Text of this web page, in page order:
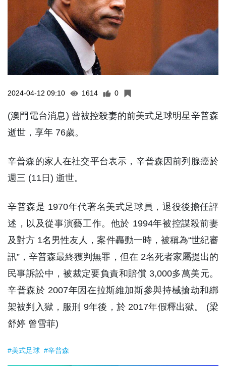
2024-04-12 09:10 1614 0
(澳門電台消息) 曾被控殺妻的前美式足球明星辛普森
逝世，享年 76歲。
辛普森的家人在社交平台表示，辛普森因前列腺癌於
週三 (11日) 逝世。
辛普森是 1970年代著名美式足球員，退役後擔任評
述，以及從事演藝工作。他於 1994年被控謀殺前妻
及對方 1名男性友人，案件轟動一時，被稱為“世紀審
訊”，辛普森最終獲判無罪，但在 2名死者家屬提出的
民事訴訟中，被裁定要負責和賠償 3,000多萬美元。
辛普森於 2007年因在拉斯維加斯參與持械搶劫和綁
架被判入獄，服刑 9年後，於 2017年假釋出獄。 (梁
舒婷 曾雪菲)
#美式足球 #辛普森